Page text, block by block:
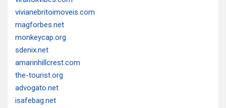
vivianebritoimoveis.com
magforbes.net
monkeycap.org
sdenix.net
amarinhillcrest.com
the-tourist.org
advogato.net
isafebag.net